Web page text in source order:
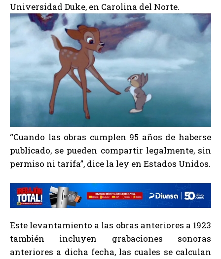
Universidad Duke, en Carolina del Norte.
“Cuando las obras cumplen 95 años de haberse
publicado, se pueden compartir legalmente, sin
permiso ni tarifa”, dice la ley en Estados Unidos.
Este levantamiento a las obras anteriores a 1923
también incluyen grabaciones sonoras
anteriores a dicha fecha, las cuales se calculan